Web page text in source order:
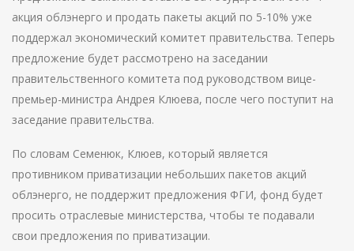
акция облэнерго и продать пакеты акций по 5-10% уже
поддержал экономический комитет правительства. Теперь
предложение будет рассмотрено на заседании
правительственного комитета под руководством вице-
премьер-министра Андрея Клюева, после чего поступит на
заседание правительства.
По словам Семенюк, Клюев, который является
противником приватизации небольших пакетов акций
облэнерго, не поддержит предложения ФГИ, фонд будет
просить отраслевые министерства, чтобы те подавали
свои предложения по приватизации.